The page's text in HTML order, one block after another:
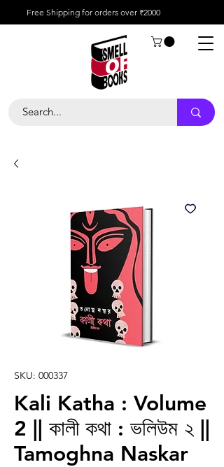
Free Shipping for orders over ₹2000
SKU: 000337
Kali Katha : Volume
2 || কালী কথা : ভলিউম ২ ||
Tamoghna Naskar